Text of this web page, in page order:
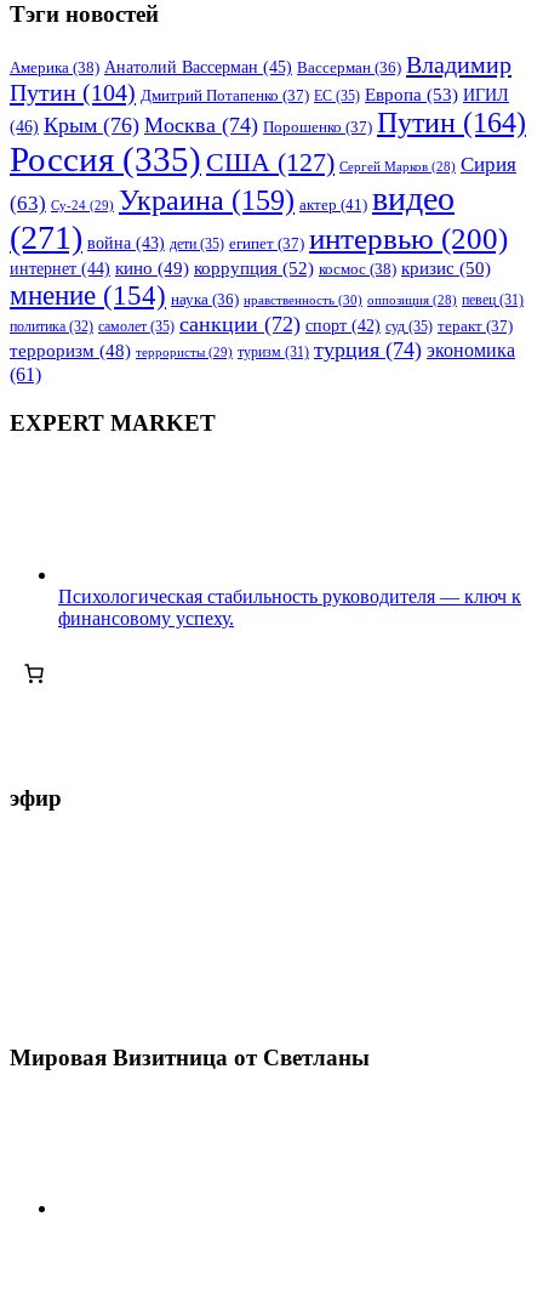
Тэги новостей
Америка (38) Анатолий Вассерман (45) Вассерман (36) Владимир
Путин (104) Дмитрий Потапенко (37) ЕС (35) Европа (53) ИГИЛ
(46) Крым (76) Москва (74) Порошенко (37) Путин (164)
Россия (335) США (127) Сергей Марков (28) Сирия
(63) Су-24 (29) Украина (159) актер (41) видео
(271) война (43) дети (35) египет (37) интервью (200)
интернет (44) кино (49) коррупция (52) космос (38) кризис (50)
мнение (154) наука (36) нравственность (30) оппозиция (28) певец (31)
политика (32) самолет (35) санкции (72) спорт (42) суд (35) теракт (37)
терроризм (48) террористы (29) туризм (31) турция (74) экономика
(61)
EXPERT MARKET
Психологическая стабильность руководителя — ключ к
финансовому успеху.
эфир
Мировая Визитница от Светланы